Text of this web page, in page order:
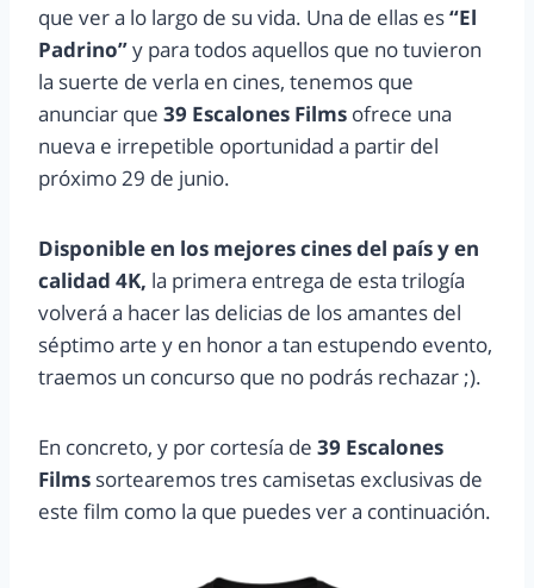
que ver a lo largo de su vida. Una de ellas es“El
Padrino”y para todos aquellos que no tuvieron
la suerte de verla en cines, tenemos que
anunciar que 39 Escalones Films ofrece una
nueva e irrepetible oportunidad a partir del
próximo 29 de junio.
Disponible en los mejores cines del país y en
calidad 4K, la primera entrega de esta trilogía
volverá a hacer las delicias de los amantes del
séptimo arte y en honor a tan estupendo evento,
traemos un concurso que no podrás rechazar ;).
En concreto, y por cortesía de 39 Escalones
Films sortearemos tres camisetas exclusivas de
este film como la que puedes ver a continuación.